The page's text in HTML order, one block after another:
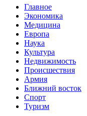
Главное
Экономика
Медицина
Европа
Наука
Культура
Недвижимость
Происшествия
Армия
Ближний восток
Спорт
Туризм